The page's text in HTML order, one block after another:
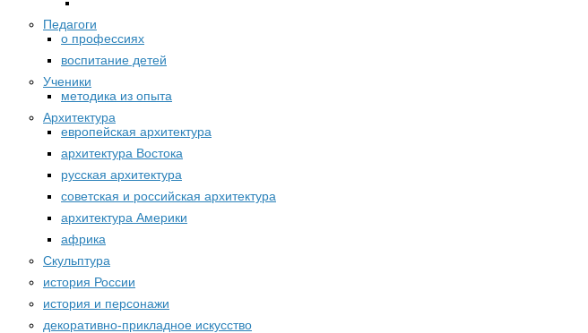
Педагоги
о профессиях
воспитание детей
Ученики
методика из опыта
Архитектура
европейская архитектура
архитектура Востока
русская архитектура
советская и российская архитектура
архитектура Америки
африка
Скульптура
история России
история и персонажи
декоративно-прикладное искусство